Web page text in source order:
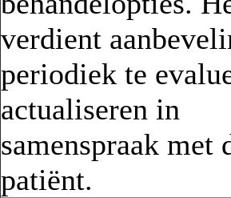
verdient
periodiek te
actualiseren in
samenspraak met
patiënt.